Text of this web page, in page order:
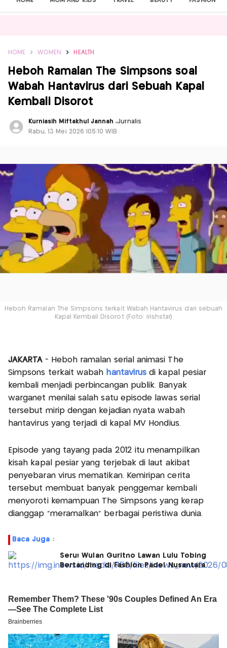
HOME WOMEN HEALTH
Heboh Ramalan The Simpsons soal
Wabah Hantavirus dari Sebuah Kapal
Kembali Disorot
Kurniasih Miftakhul Jannah,Jurnalis
Rabu, 13 Mei 2026 |05:10 WIB
Heboh Ramalan The Simpsons terkait Wabah Hantavirus dari sebuah
Kapal Kembali Disorot (Foto: irishstar)
JAKARTA - Heboh ramalan serial animasi The
Simpsons terkait wabah hantavirus di kapal pesiar
kembali menjadi perbincangan publik. Banyak
warganet menilai salah satu episode lawas serial
tersebut mirip dengan kejadian nyata wabah
hantavirus yang terjadi di kapal MV Hondius.
Episode yang tayang pada 2012 itu menampilkan
kisah kapal pesiar yang terjebak di laut akibat
penyebaran virus mematikan. Kemiripan cerita
tersebut membuat banyak penggemar kembali
menyoroti kemampuan The Simpsons yang kerap
dianggap “meramalkan” berbagai peristiwa dunia.
Baca Juga :
Seru! Wulan Guritno Lawan Lulu Tobing
Bertanding di Fashion Padel Nusantara